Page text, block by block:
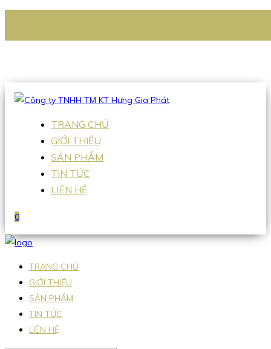
Hotline:0938 336 079
TRANG CHỦ
GIỚI THIỆU
SẢN PHẨM
TIN TỨC
LIÊN HỆ
0
TRANG CHỦ
GIỚI THIỆU
SẢN PHẨM
TIN TỨC
LIÊN HỆ